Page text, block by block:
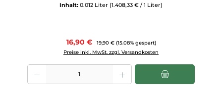
Inhalt: 0.012 Liter (1.408,33 € / 1 Liter)
Verkaufspreis:
16,90 € Regulärer Preis:
19,90 € (15.08% gespart)
Preise inkl. MwSt. zzgl. Versandkosten
Produkt Anzahl: Gib den gewünschten Wert ein oder benutze die